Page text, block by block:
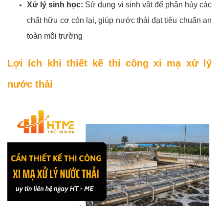
Xử lý sinh học: Sử dụng vi sinh vật để phân hủy các
chất hữu cơ còn lại, giúp nước thải đạt tiêu chuẩn an
toàn môi trường
Lợi ích khi thiết kế thi công xi mạ xử lý
nước thải